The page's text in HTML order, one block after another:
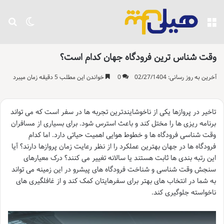
تغییر منو
وقت شناس ترین فرودگاه جهان کدام است؟
آخرین به روز رسانی: 02/27/1404 0 خواندن این مطلب 5 دقیقه زمان میبرد
تاخیر در پروازها یکی از ناخوشایندترین تجربه ها در سفر است که می تواند
برنامه ریزی ها را مختل کند و باعث استرس شود. برای بسیاری از مسافران
وقت شناسی فرودگاه ها و خطوط هوایی اهمیت حیاتی دارد. اما کدام
فرودگاه ها در جهان بهترین عملکرد را از نظر رعایت زمان پروازها دارند؟ آیا
این رتبه بندی ها ثابت هستند یا سالانه تغییر می کنند؟ درک معیارهای
سنجش وقت شناسی و شناخت فرودگاه های پیشرو در این زمینه می تواند
به شما در انتخاب های بهتر برای سفرهایتان کمک کند و از غافلگیری های
ناخواسته جلوگیری کند.